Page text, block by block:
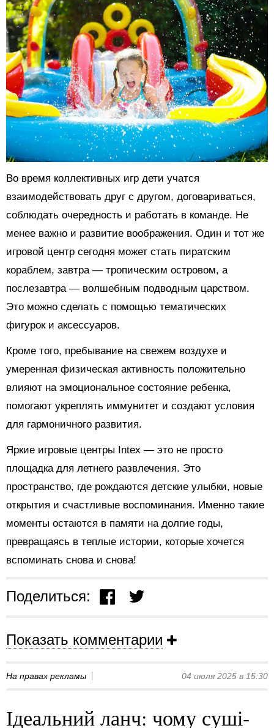
Во время коллективных игр дети учатся
взаимодействовать друг с другом, договариваться,
соблюдать очередность и работать в команде. Не
менее важно и развитие воображения. Один и тот же
игровой центр сегодня может стать пиратским
кораблем, завтра — тропическим островом, а
послезавтра — волшебным подводным царством.
Это можно сделать с помощью тематических
фигурок и аксессуаров.
Кроме того, пребывание на свежем воздухе и
умеренная физическая активность положительно
влияют на эмоциональное состояние ребенка,
помогают укреплять иммунитет и создают условия
для гармоничного развития.
Яркие игровые центры Intex — это не просто
площадка для летнего развлечения. Это
пространство, где рождаются детские улыбки, новые
открытия и счастливые воспоминания. Именно такие
моменты остаются в памяти на долгие годы,
превращаясь в теплые истории, которые хочется
вспоминать снова и снова!
Поделиться:
Показать комментарии
На правах рекламы 04 июля 2025 в 15:30
Ідеальний ланч: чому суші-